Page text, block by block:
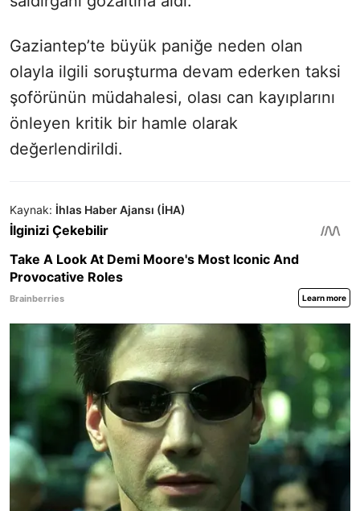
Gaziantep’te büyük paniğe neden olan
olayla ilgili soruşturma devam ederken taksi
şoförünün müdahalesi, olası can kayıplarını
önleyen kritik bir hamle olarak
değerlendirildi.
Kaynak: İhlas Haber Ajansı (İHA)